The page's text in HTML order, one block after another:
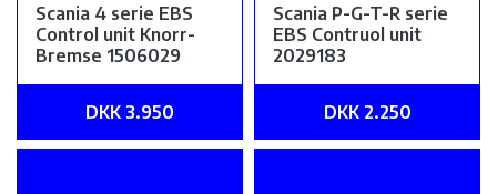
Scania 4 serie EBS
Control unit Knorr-
Bremse 1506029
DKK 3.950
Scania P-G-T-R serie
EBS Contruol unit
2029183
DKK 2.250